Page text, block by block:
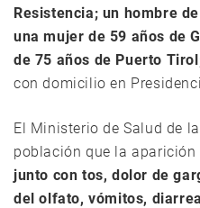
Resistencia; un hombre
una mujer de 59 años de
de 75 años de Puerto
con domicilio en
El Ministerio de Salud de
población que la
junto con tos, dolor de
del olfato, vómitos,